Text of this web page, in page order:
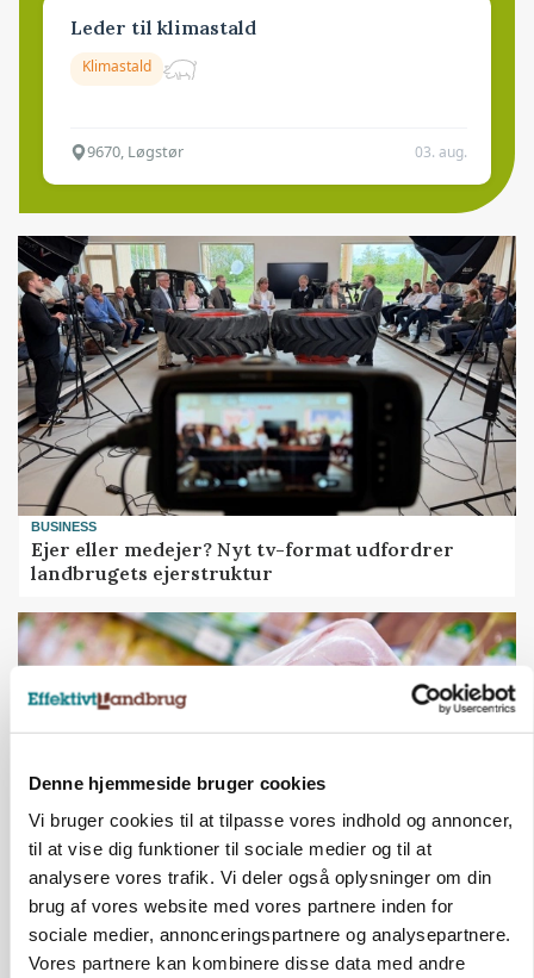
Denne hjemmeside bruger cookies
Vi bruger cookies til at tilpasse vores indhold og annoncer,
til at vise dig funktioner til sociale medier og til at
analysere vores trafik. Vi deler også oplysninger om din
brug af vores website med vores partnere inden for
sociale medier, annonceringspartnere og analysepartnere.
Vores partnere kan kombinere disse data med andre
Leder til klimastald
Klimastald
9670, Løgstør 03. aug.
BUSINESS
Ejer eller medejer? Nyt tv-format udfordrer
landbrugets ejerstruktur
MARKEDSFOKUS
Prisgab på 20 kroner pr. kg vokser: Polsk kylling
presser markedet